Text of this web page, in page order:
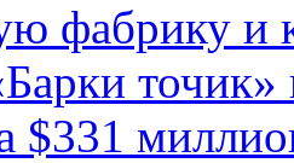
фабрику и
$331